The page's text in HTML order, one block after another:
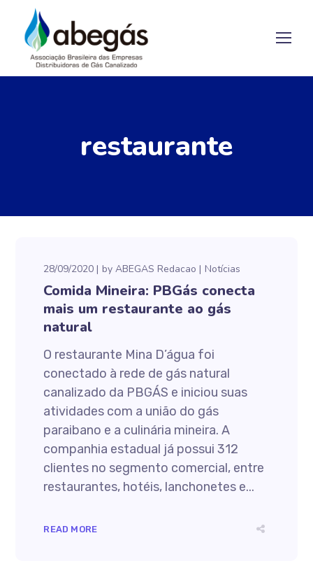
restaurante
28/09/2020 byABEGAS Redacao Notícias
Comida Mineira: PBGás conecta
mais um restaurante ao gás
natural
O restaurante Mina D’água foi
conectado à rede de gás natural
canalizado da PBGÁS e iniciou suas
atividades com a união do gás
paraibano e a culinária mineira. A
companhia estadual já possui 312
clientes no segmento comercial, entre
restaurantes, hotéis, lanchonetes e...
READ MORE